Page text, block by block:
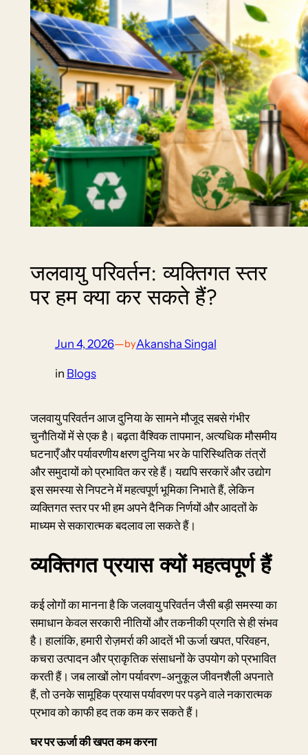
जलवायु परिवर्तन: व्यक्तिगत स्तर
पर हम क्या कर सकते हैं?
Jun 4, 2026—byAkansha Singal
in Blogs
जलवायु परिवर्तन आज दुनिया के सामने मौजूद सबसे गंभीर
चुनौतियों में से एक है। बढ़ता वैश्विक तापमान, अत्यधिक मौसमीय
घटनाएँ और पर्यावरणीय क्षरण दुनिया भर के पारिस्थितिक तंत्रों
और समुदायों को प्रभावित कर रहे हैं। यद्यपि सरकारें और उद्योग
इस समस्या से निपटने में महत्वपूर्ण भूमिका निभाते हैं, लेकिन
व्यक्तिगत स्तर पर भी हम अपने दैनिक निर्णयों और आदतों के
माध्यम से सकारात्मक बदलाव ला सकते हैं।
व्यक्तिगत प्रयास क्यों महत्वपूर्ण हैं
कई लोगों का मानना है कि जलवायु परिवर्तन जैसी बड़ी समस्या का
समाधान केवल सरकारी नीतियों और तकनीकी प्रगति से ही संभव
है। हालांकि, हमारी रोज़मर्रा की आदतें भी ऊर्जा खपत, परिवहन,
कचरा उत्पादन और प्राकृतिक संसाधनों के उपयोग को प्रभावित
करती हैं। जब लाखों लोग पर्यावरण-अनुकूल जीवनशैली अपनाते
हैं, तो उनके सामूहिक प्रयास पर्यावरण पर पड़ने वाले नकारात्मक
प्रभाव को काफी हद तक कम कर सकते हैं।
घर पर ऊर्जा की खपत कम करना